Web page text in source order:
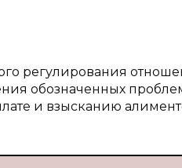
регулирования
обозначенных
и взысканию